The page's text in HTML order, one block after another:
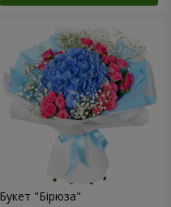
Букет "Бірюза"